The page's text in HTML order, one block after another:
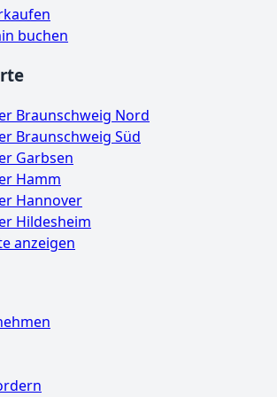
buchen
Braunschweig Nord
Braunschweig Süd
Garbsen
Hamm
Hannover
Hildesheim
anzeigen